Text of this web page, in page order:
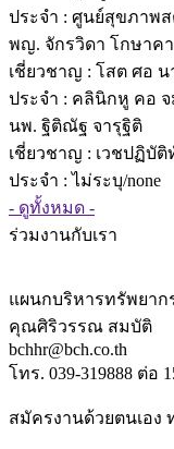
ประจำ : ศูนย์สุขภาพส
พญ. จักรวิดา โกษาค
เชี่ยวชาญ : โสต ศอ
ประจำ : คลินิกหู คอ
นพ. ฐิติณัฐ จารุฐิติ
เชี่ยวชาญ : เวชปฏิบัติ
ประจำ : ไม่ระบุ/none
- ดูทั้งหมด -
ร่วมงานกับเรา
แผนกบริหารทรัพยาก
คุณศิริวรรณ สมบัติ
bchhr@bch.co.th
โทร. 039-319888 ต่อ
สมัครงานด้วยตนเอง